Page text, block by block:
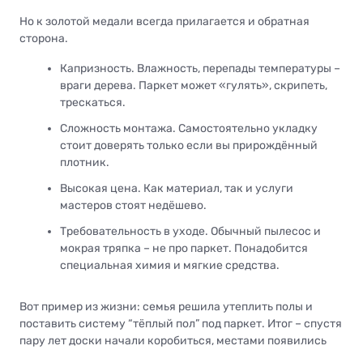
Но к золотой медали всегда прилагается и обратная
сторона.
Капризность. Влажность, перепады температуры –
враги дерева. Паркет может «гулять», скрипеть,
трескаться.
Сложность монтажа. Самостоятельно укладку
стоит доверять только если вы прирождённый
плотник.
Высокая цена. Как материал, так и услуги
мастеров стоят недёшево.
Требовательность в уходе. Обычный пылесос и
мокрая тряпка – не про паркет. Понадобится
специальная химия и мягкие средства.
Вот пример из жизни: семья решила утеплить полы и
поставить систему “тёплый пол” под паркет. Итог – спустя
пару лет доски начали коробиться, местами появились